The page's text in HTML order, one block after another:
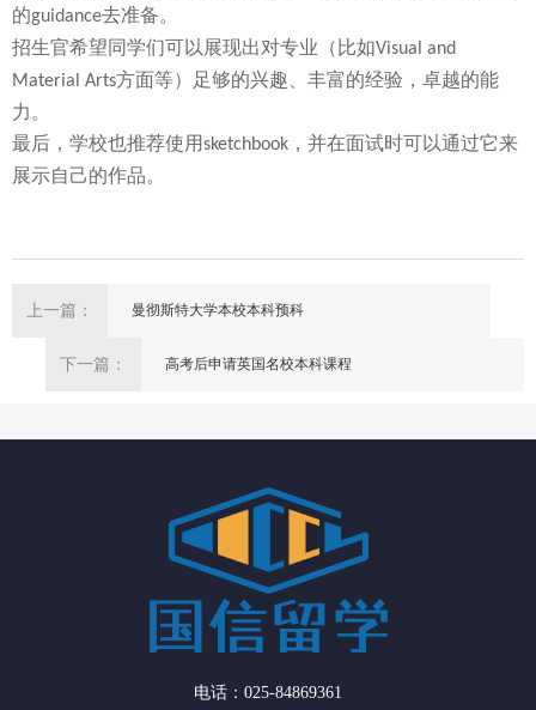
的guidance去准备。
招生官希望同学们可以展现出对专业（比如Visual and
Material Arts方面等）足够的兴趣、丰富的经验，卓越的能
力。
最后，学校也推荐使用sketchbook ，并在面试时可以通过它来
展示自己的作品。
上一篇： 曼彻斯特大学本校本科预科
下一篇： 高考后申请英国名校本科课程
电话：025-84869361